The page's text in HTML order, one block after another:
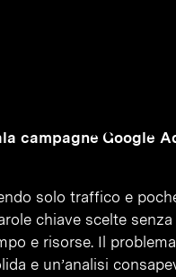
campagne Google
solo traffico e
chiave scelte
e risorse. Il
e un’analisi